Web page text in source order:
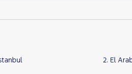
2. El